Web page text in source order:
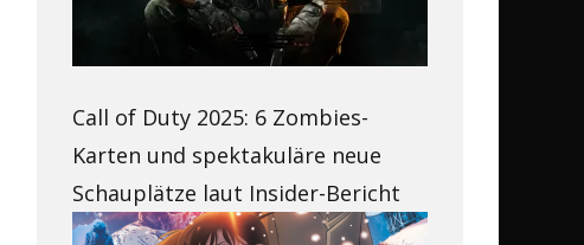
Call of Duty 2025: 6 Zombies-
Karten und spektakuläre neue
Schauplätze laut Insider-Bericht